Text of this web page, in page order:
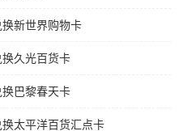
新世界购物卡
久光百货卡
巴黎春天卡
太平洋百货汇点卡